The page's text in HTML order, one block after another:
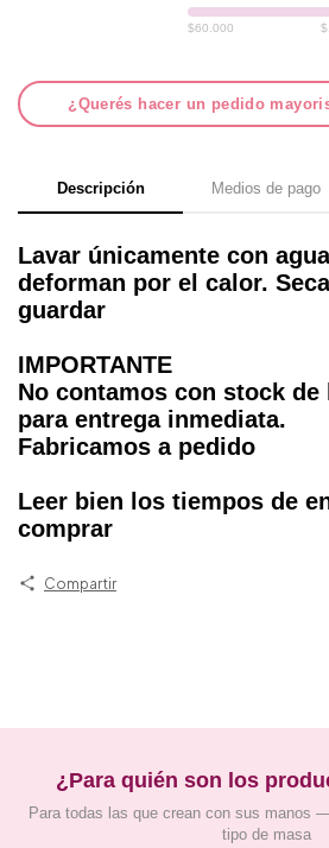
$60.000
¿Querés hacer un pedido
Descripción Medios de pago
Lavar únicamente con
deforman por el calor.
guardar
IMPORTANTE
No contamos con stock
para entrega inmediata.
Fabricamos a pedido
Leer bien los tiempos de
comprar
Compartir
¿Para quién son los
Para todas las que crean con sus manos
tipo de masa